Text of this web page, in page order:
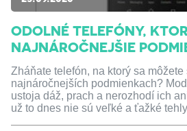
ODOLNÉ TELEFÓNY,
NAJNÁROČNEJŠIE
Zháňate telefón, na ktorý sa
najnáročnejších podmienkach?
ustoja dáž, prach a nerozhodí ich
už to dnes nie sú veľké a ťažké